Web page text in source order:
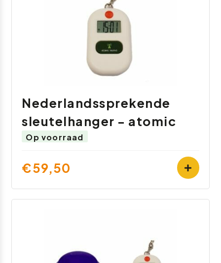
Nederlandssprekende
sleutelhanger - atomic
Op voorraad
€59,50